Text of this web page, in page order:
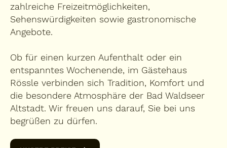
zahlreiche Freizeitmöglichkeiten,
Sehenswürdigkeiten sowie gastronomische
Angebote.
Ob für einen kurzen Aufenthalt oder ein
entspanntes Wochenende, im Gästehaus
Rössle verbinden sich Tradition, Komfort und
die besondere Atmosphäre der Bad Waldseer
Altstadt. Wir freuen uns darauf, Sie bei uns
begrüßen zu dürfen.